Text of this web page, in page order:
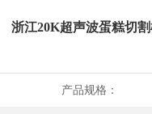
浙江20K超声波蛋糕切
产品规格：